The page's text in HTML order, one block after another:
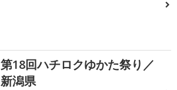
第18回ハチロクゆかた祭り／
新潟県